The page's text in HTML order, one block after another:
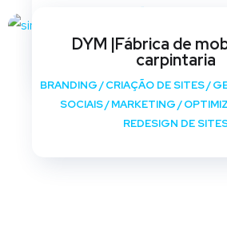
REDESIGN DE
DYM |Fábrica de
carpintaria
BRANDING/CRIAÇÃO DE SITES/
SOCIAIS/MARKETING/
REDESIGN DE